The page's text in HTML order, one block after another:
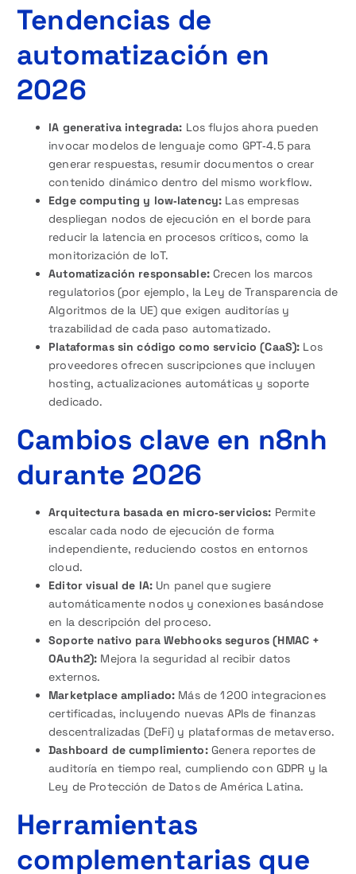
Tendencias de
automatización en
2026
IA generativa integrada: Los flujos ahora pueden
invocar modelos de lenguaje como GPT‑4.5 para
generar respuestas, resumir documentos o crear
contenido dinámico dentro del mismo workflow.
Edge computing y low‑latency: Las empresas
despliegan nodos de ejecución en el borde para
reducir la latencia en procesos críticos, como la
monitorización de IoT.
Automatización responsable:Crecen los marcos
regulatorios (por ejemplo, la Ley de Transparencia de
Algoritmos de la UE) que exigen auditorías y
trazabilidad de cada paso automatizado.
Plataformas sin código como servicio (CaaS): Los
proveedores ofrecen suscripciones que incluyen
hosting, actualizaciones automáticas y soporte
dedicado.
Cambios clave en n8nh
durante 2026
Arquitectura basada en micro‑servicios: Permite
escalar cada nodo de ejecución de forma
independiente, reduciendo costos en entornos
cloud.
Editor visual de IA:Un panel que sugiere
automáticamente nodos y conexiones basándose
en la descripción del proceso.
Soporte nativo para Webhooks seguros (HMAC +
OAuth2): Mejora la seguridad al recibir datos
externos.
Marketplace ampliado: Más de 1 200 integraciones
certificadas, incluyendo nuevas APIs de finanzas
descentralizadas (DeFi) y plataformas de metaverso.
Dashboard de cumplimiento:Genera reportes de
auditoría en tiempo real, cumpliendo con GDPR y la
Ley de Protección de Datos de América Latina.
Herramientas
complementarias que